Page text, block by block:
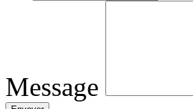
Message